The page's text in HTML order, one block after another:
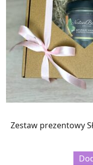
Zestaw prezentowy